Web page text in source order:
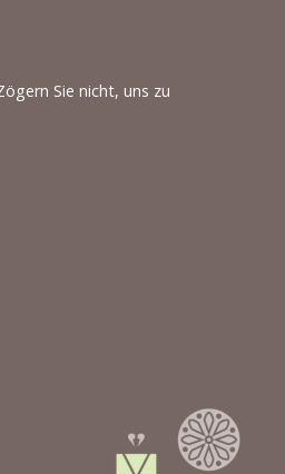
Sie nicht, uns zu